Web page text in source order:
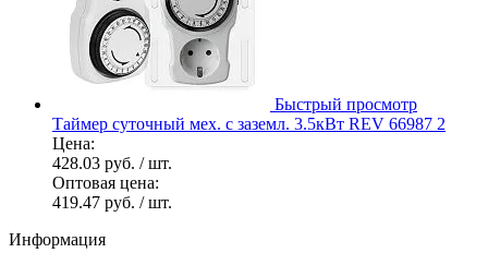
Быстрый просмотр
Таймер суточный мех. с заземл. 3.5кВт REV 66987 2
Цена:
428.03 руб. / шт.
Оптовая цена:
419.47 руб. / шт.
Информация